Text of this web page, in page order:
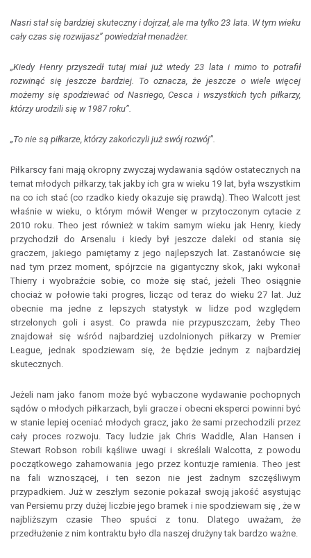
Nasri stał się bardziej skuteczny i dojrzał, ale ma tylko 23 lata. W tym wieku
cały czas się rozwijasz” powiedział menadżer.
„Kiedy Henry przyszedł tutaj miał już wtedy 23 lata i mimo to potrafił
rozwinąć się jeszcze bardziej. To oznacza, że jeszcze o wiele więcej
możemy się spodziewać od Nasriego, Cesca i wszystkich tych piłkarzy,
którzy urodzili się w 1987 roku”.
„To nie są piłkarze, którzy zakończyli już swój rozwój”.
Piłkarscy fani mają okropny zwyczaj wydawania sądów ostatecznych na
temat młodych piłkarzy, tak jakby ich gra w wieku 19 lat, była wszystkim
na co ich stać (co rzadko kiedy okazuje się prawdą). Theo Walcott jest
właśnie w wieku, o którym mówił Wenger w przytoczonym cytacie z
2010 roku. Theo jest również w takim samym wieku jak Henry, kiedy
przychodził do Arsenalu i kiedy był jeszcze daleki od stania się
graczem, jakiego pamiętamy z jego najlepszych lat. Zastanówcie się
nad tym przez moment, spójrzcie na gigantyczny skok, jaki wykonał
Thierry i wyobraźcie sobie, co może się stać, jeżeli Theo osiągnie
chociaż w połowie taki progres, licząc od teraz do wieku 27 lat. Już
obecnie ma jedne z lepszych statystyk w lidze pod względem
strzelonych goli i asyst. Co prawda nie przypuszczam, żeby Theo
znajdował się wśród najbardziej uzdolnionych piłkarzy w Premier
League, jednak spodziewam się, że będzie jednym z najbardziej
skutecznych.
Jeżeli nam jako fanom może być wybaczone wydawanie pochopnych
sądów o młodych piłkarzach, byli gracze i obecni eksperci powinni być
w stanie lepiej oceniać młodych gracz, jako że sami przechodzili przez
cały proces rozwoju. Tacy ludzie jak Chris Waddle, Alan Hansen i
Stewart Robson robili kąśliwe uwagi i skreślali Walcotta, z powodu
początkowego zahamowania jego przez kontuzje ramienia. Theo jest
na fali wznoszącej, i ten sezon nie jest żadnym szczęśliwym
przypadkiem. Już w zeszłym sezonie pokazał swoją jakość asystując
van Persiemu przy dużej liczbie jego bramek i nie spodziewam się , że w
najbliższym czasie Theo spuści z tonu. Dlatego uważam, że
przedłużenie z nim kontraktu było dla naszej drużyny tak bardzo ważne.